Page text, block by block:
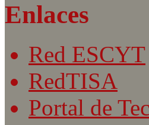
Enlaces
Red ESCYT
RedTISA
Portal de